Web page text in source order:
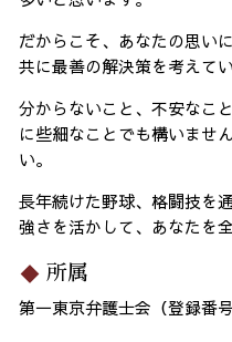
だからこそ、あなたの思い
共に最善の解決策を考えてい
分からないこと、不安なこ
に些細なことでも構いませ
い。
長年続けた野球、格闘技を
強さを活かして、あなたを
所属
第一東京弁護士会（登録番号